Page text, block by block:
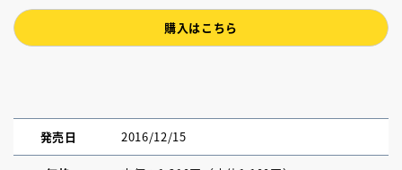
購入はこちら
発売日 2016/12/15